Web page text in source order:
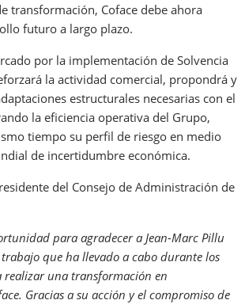
transformación, Coface debe ahora
futuro a largo plazo.
por la implementación de Solvencia
la actividad comercial, propondrá y
estructurales necesarias con el
la eficiencia operativa del Grupo,
tiempo su perfil de riesgo en medio
de incertidumbre económica.
del Consejo de Administración de
para agradecer a Jean-Marc Pillu
que ha llevado a cabo durante los
realizar una transformación en
Gracias a su acción y el compromiso de